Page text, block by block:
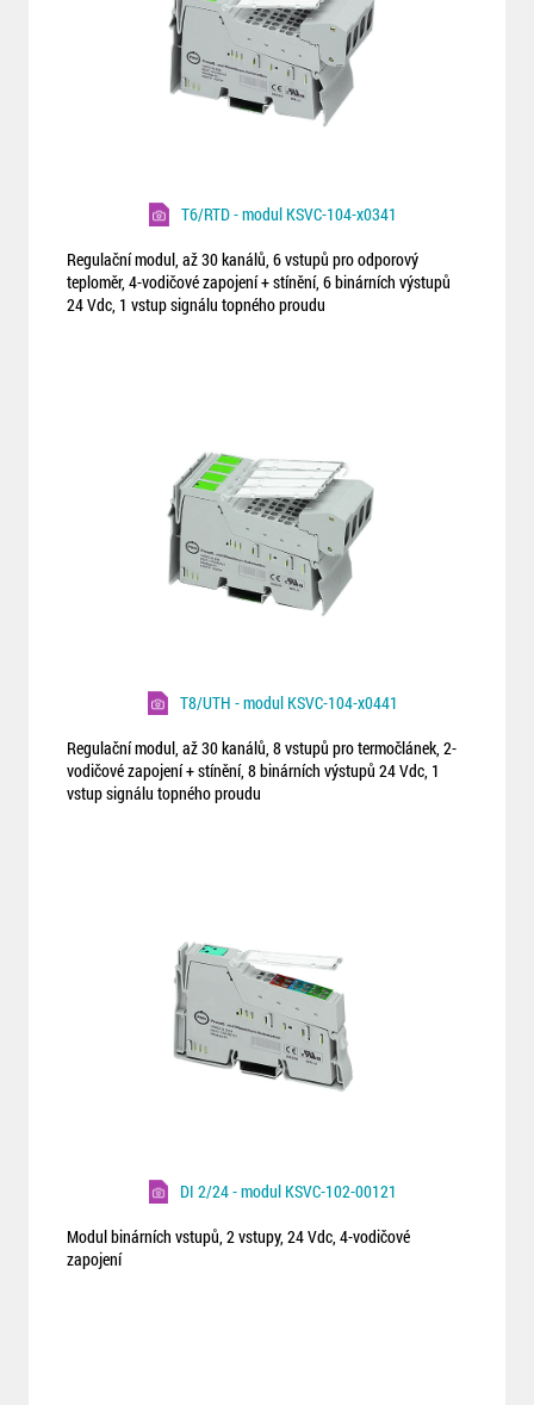
T6/RTD - modul KSVC-104-x0341
Regulační modul, až 30 kanálů, 6 vstupů pro odporový
teploměr, 4-vodičové zapojení + stínění, 6 binárních výstupů
24 Vdc, 1 vstup signálu topného proudu
T8/UTH - modul KSVC-104-x0441
Regulační modul, až 30 kanálů, 8 vstupů pro termočlánek, 2-
vodičové zapojení + stínění, 8 binárních výstupů 24 Vdc, 1
vstup signálu topného proudu
DI 2/24 - modul KSVC-102-00121
Modul binárních vstupů, 2 vstupy, 24 Vdc, 4-vodičové
zapojení